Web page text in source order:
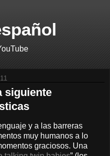
siguiente
y a las barreras
muy humanos a lo
graciosos. Una